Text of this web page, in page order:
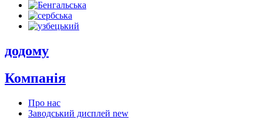
додому
Компанія
Про нас
Заводський дисплей new